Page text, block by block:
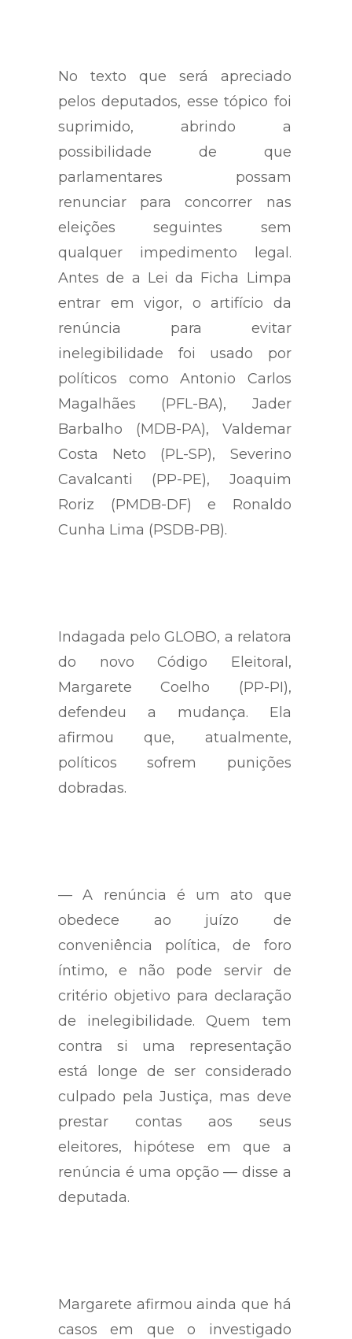
No texto que será apreciado
pelos deputados, esse tópico foi
suprimido, abrindo a
possibilidade de que
parlamentares possam
renunciar para concorrer nas
eleições seguintes sem
qualquer impedimento legal.
Antes de a Lei da Ficha Limpa
entrar em vigor, o artifício da
renúncia para evitar
inelegibilidade foi usado por
políticos como Antonio Carlos
Magalhães (PFL-BA), Jader
Barbalho (MDB-PA), Valdemar
Costa Neto (PL-SP), Severino
Cavalcanti (PP-PE), Joaquim
Roriz (PMDB-DF) e Ronaldo
Indagada pelo GLOBO, a relatora
do novo Código Eleitoral,
Margarete Coelho (PP-PI),
defendeu a mudança. Ela
afirmou que, atualmente,
políticos sofrem punições
— A renúncia é um ato que
obedece ao juízo de
conveniência política, de foro
íntimo, e não pode servir de
critério objetivo para declaração
de inelegibilidade. Quem tem
contra si uma representação
está longe de ser considerado
culpado pela Justiça, mas deve
prestar contas aos seus
eleitores, hipótese em que a
renúncia é uma opção — disse a
Margarete afirmou ainda que há